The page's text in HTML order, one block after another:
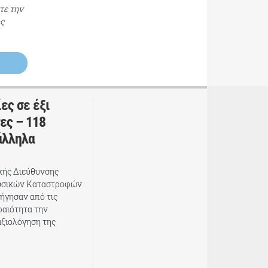
την
σε έξι
– 118
Διεύθυνσης
Καταστροφών
από τις
την
της